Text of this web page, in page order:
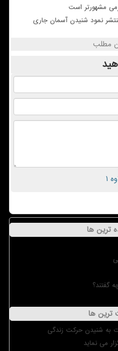
مشهورتر است
نمود شنیدن آسمان جاری
مطلب
ترین ها
گفتند؟
ترین ها
به شنیدن حرکت زندگی
می نماید